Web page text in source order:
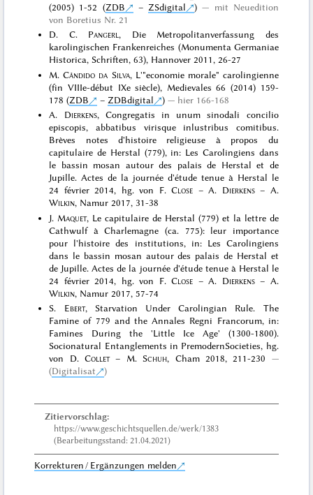
(2005) 1-52 (ZDB – ZSdigital )
mit Neuedition
von Boretius Nr. 21
D. C. Pangerl, Die Metropolitanverfassung des
karolingischen Frankenreiches (Monumenta Germaniae
Historica, Schriften, 63), Hannover 2011, 26-27
M.Cândido da Silva, L'"economie morale" carolingienne
(fin VIIIe-début IXe siècle), Medievales 66 (2014) 159-
178 (ZDB – ZDBdigital )
hier 166-168
A. Dierkens, Congregatis in unum sinodali concilio
episcopis, abbatibus virisque inlustribus comitibus.
Brèves notes d'histoire religieuse à propos du
capitulaire de Herstal (779), in: Les Carolingiens dans
le bassin mosan autour des palais de Herstal et de
Jupille. Actes de la journée d'étude tenue à Herstal le
24 février 2014, hg. von F.Close – A. Dierkens– A.
Wilkin, Namur 2017, 31-38
J. Maquet, Le capitulaire de Herstal (779) et la lettre de
Cathwulf à Charlemagne (ca. 775): leur importance
pour l'histoire des institutions, in: Les Carolingiens
dans le bassin mosan autour des palais de Herstal et
de Jupille. Actes de la journée d'étude tenue à Herstal le
24 février 2014, hg. von F.Close – A. Dierkens– A.
Wilkin, Namur 2017, 57-74
S. Ebert, Starvation Under Carolingian Rule. The
Famine of 779 and the Annales Regni Francorum, in:
Famines During the 'Little Ice Age' (1300-1800).
Socionatural Entanglements in PremodernSocieties, hg.
von D.Collet– M.Schuh, Cham 2018, 211-230
(Digitalisat )
Zitiervorschlag:
https://www.geschichtsquellen.de/werk/1383
(Bearbeitungsstand: 21.04.2021)
Korrekturen / Ergänzungen melden